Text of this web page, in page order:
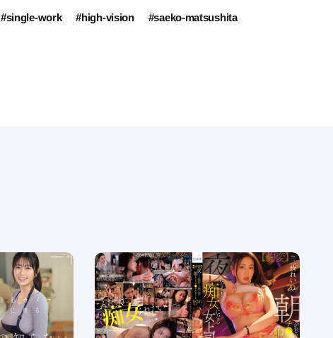
#single-work #high-vision
#saeko-matsushita